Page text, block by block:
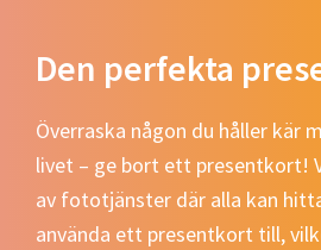
Den perfekta
Överraska någon du håller kär
livet – ge bort ett presentkort!
av fototjänster där alla kan
använda ett presentkort till,